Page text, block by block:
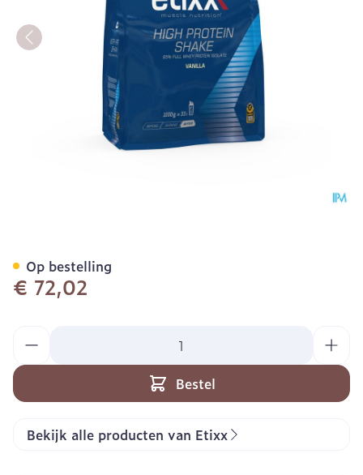
€ 72,02
Bestel
Op bestelling
Bekijk alle producten van Etixx